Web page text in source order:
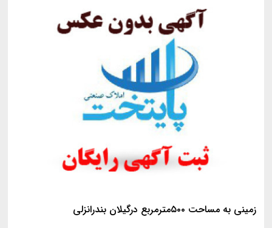
زمینی به مساحت ۵۰۰مترمربع درگیلان بندرانزلی